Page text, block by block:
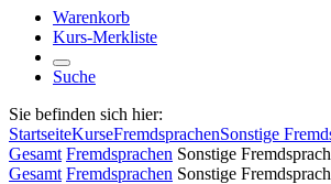
Warenkorb
Kurs-Merkliste
Suche
Sie befinden sich hier:
StartseiteKurseFremdsprachenSonstige
Gesamt Fremdsprachen Sonstige
Gesamt Fremdsprachen Sonstige